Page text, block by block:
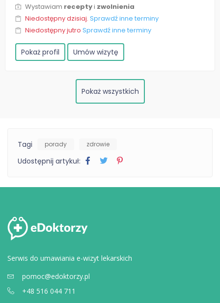
Wystawiam receptyi zwolnienia
Niedostępny dzisiaj. Sprawdź inne terminy
Niedostępny jutro Sprawdź inne terminy
Pokaż profil Umów wizytę
Pokaż wszystkich
Tagi porady zdrowie
Udostępnij artykuł:
Serwis do umawiania e-wizyt lekarskich
pomoc@edoktorzy.pl
+48 516 044 711